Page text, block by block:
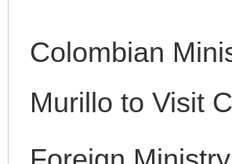
Colombian
Murillo to Visit
完善运行机制助力责任有效落实